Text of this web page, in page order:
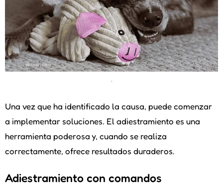
.
Una vez que ha identificado la causa, puede comenzar
a implementar soluciones. El adiestramiento es una
herramienta poderosa y, cuando se realiza
correctamente, ofrece resultados duraderos.
Adiestramiento con comandos